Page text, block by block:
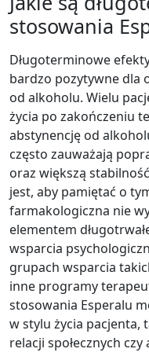
stosowania
Długoterminowe
bardzo pozytywne dla
od alkoholu. Wielu
życia po zakończeniu
abstynencję od
często zauważają
oraz większą
jest, aby pamiętać o
farmakologiczna nie
elementem
wsparcia
grupach wsparcia
inne programy
stosowania Esperalu
w stylu życia pacjenta,
relacji społecznych